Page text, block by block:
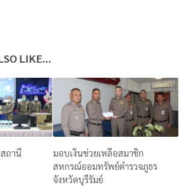
LIKE...
ถานี
มอบเงินช่วยเหลือสมาชิก
สหกรณ์ออมทรัพย์ตำรวจภูธร
จังหวัดบุรีรัมย์